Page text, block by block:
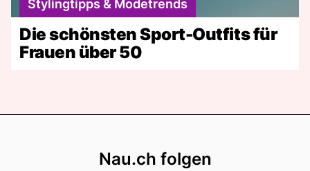
Stylingtipps & Modetrends
Die schönsten Sport-Outfits für
Frauen über 50
Nau.ch folgen